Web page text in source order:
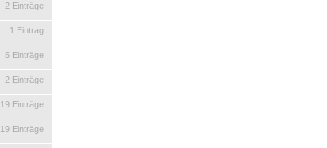
2 Einträge
1 Eintrag
5 Einträge
2 Einträge
19 Einträge
19 Einträge